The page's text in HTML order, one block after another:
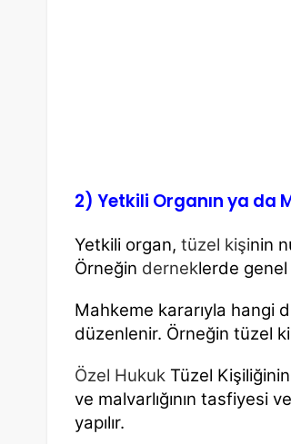
2) Yetkili Organın ya da
Yetkili organ, tüzel kişinin
Örneğin derneklerde
Mahkeme kararıyla hangi
düzenlenir. Örneğin tüzel
Özel Hukuk Tüzel
ve malvarlığının tasfiyesi ve
yapılır.